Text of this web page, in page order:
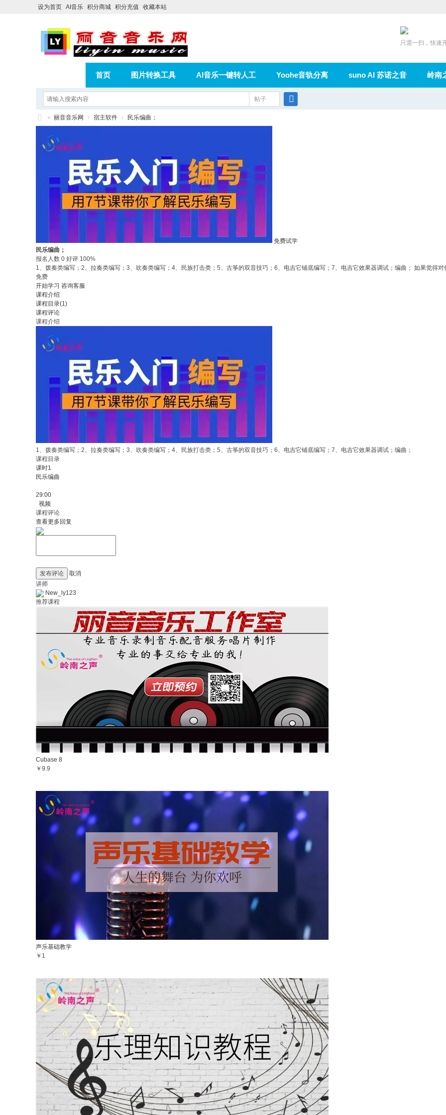
设为首页 AI音乐 积分商城 积分充值 收藏本站
只需一扫，快速
首页 图片转换工具 AI音乐一键转人工 Yoohe音轨分离 suno AI 苏诺之音 岭南
在线论坛
相册 分享 记录
帖子
» 丽音音乐网 › 宿主软件 › 民乐编曲；
免费试学
民乐编曲；
报名人数 0 好评 100%
1、拨奏类编写；2、拉奏类编写；3、吹奏类编写；4、民族打击类；5、古筝的双音技巧；6、电吉它铺底编写；7、电吉它效果器调试；编曲； 如果觉得对
免费
开始学习 咨询客服
课程介绍
课程目录(1)
课程评论
课程介绍
1、拨奏类编写；2、拉奏类编写；3、吹奏类编写；4、民族打击类；5、古筝的双音技巧；6、电吉它铺底编写；7、电吉它效果器调试；编曲；
课程目录
课时1
民乐编曲
29:00
视频
课程评论
查看更多回复
发布评论
取消
讲师
New_ly123
推荐课程
Cubase 8
￥9.9
声乐基础教学
￥1